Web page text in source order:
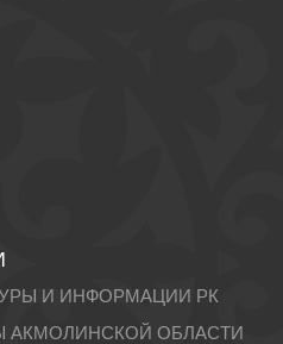
И ИНФОРМАЦИИ РК
АКМОЛИНСКОЙ ОБЛАСТИ